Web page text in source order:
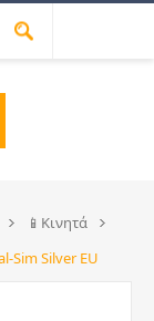
📱Κινητά
Sim Silver EU